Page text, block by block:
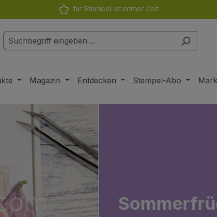
für Stempel ist immer Zeit
Magazin Entdecken Stempel-Abo